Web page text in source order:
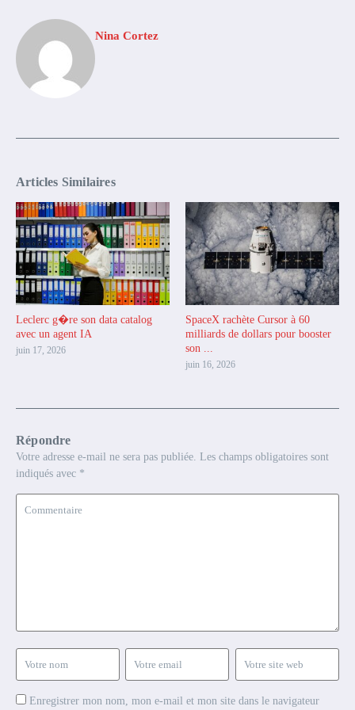
Nina Cortez
Articles Similaires
Leclerc g�re son data catalog
avec un agent IA
juin 17, 2026
SpaceX rachète Cursor à 60
milliards de dollars pour booster
son ...
juin 16, 2026
Répondre
Votre adresse e-mail ne sera pas publiée. Les champs obligatoires sont
indiqués avec *
Enregistrer mon nom, mon e-mail et mon site dans le navigateur